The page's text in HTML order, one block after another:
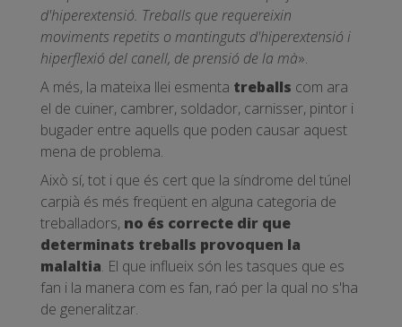
d'hiperextensió. Treballs que requereixin
moviments repetits o mantinguts d'hiperextensió i
hiperflexió del canell, de prensió de la mà».
A més, la mateixa llei esmenta treballs com ara
el de cuiner, cambrer, soldador, carnisser, pintor i
bugader entre aquells que poden causar aquest
mena de problema.
Això sí, tot i que és cert que la síndrome del túnel
carpià és més freqüent en alguna categoria de
treballadors, no és correcte dir que
determinats treballs provoquen la
malaltia. El que influeix són les tasques que es
fan i la manera com es fan, raó per la qual no s'ha
de generalitzar.